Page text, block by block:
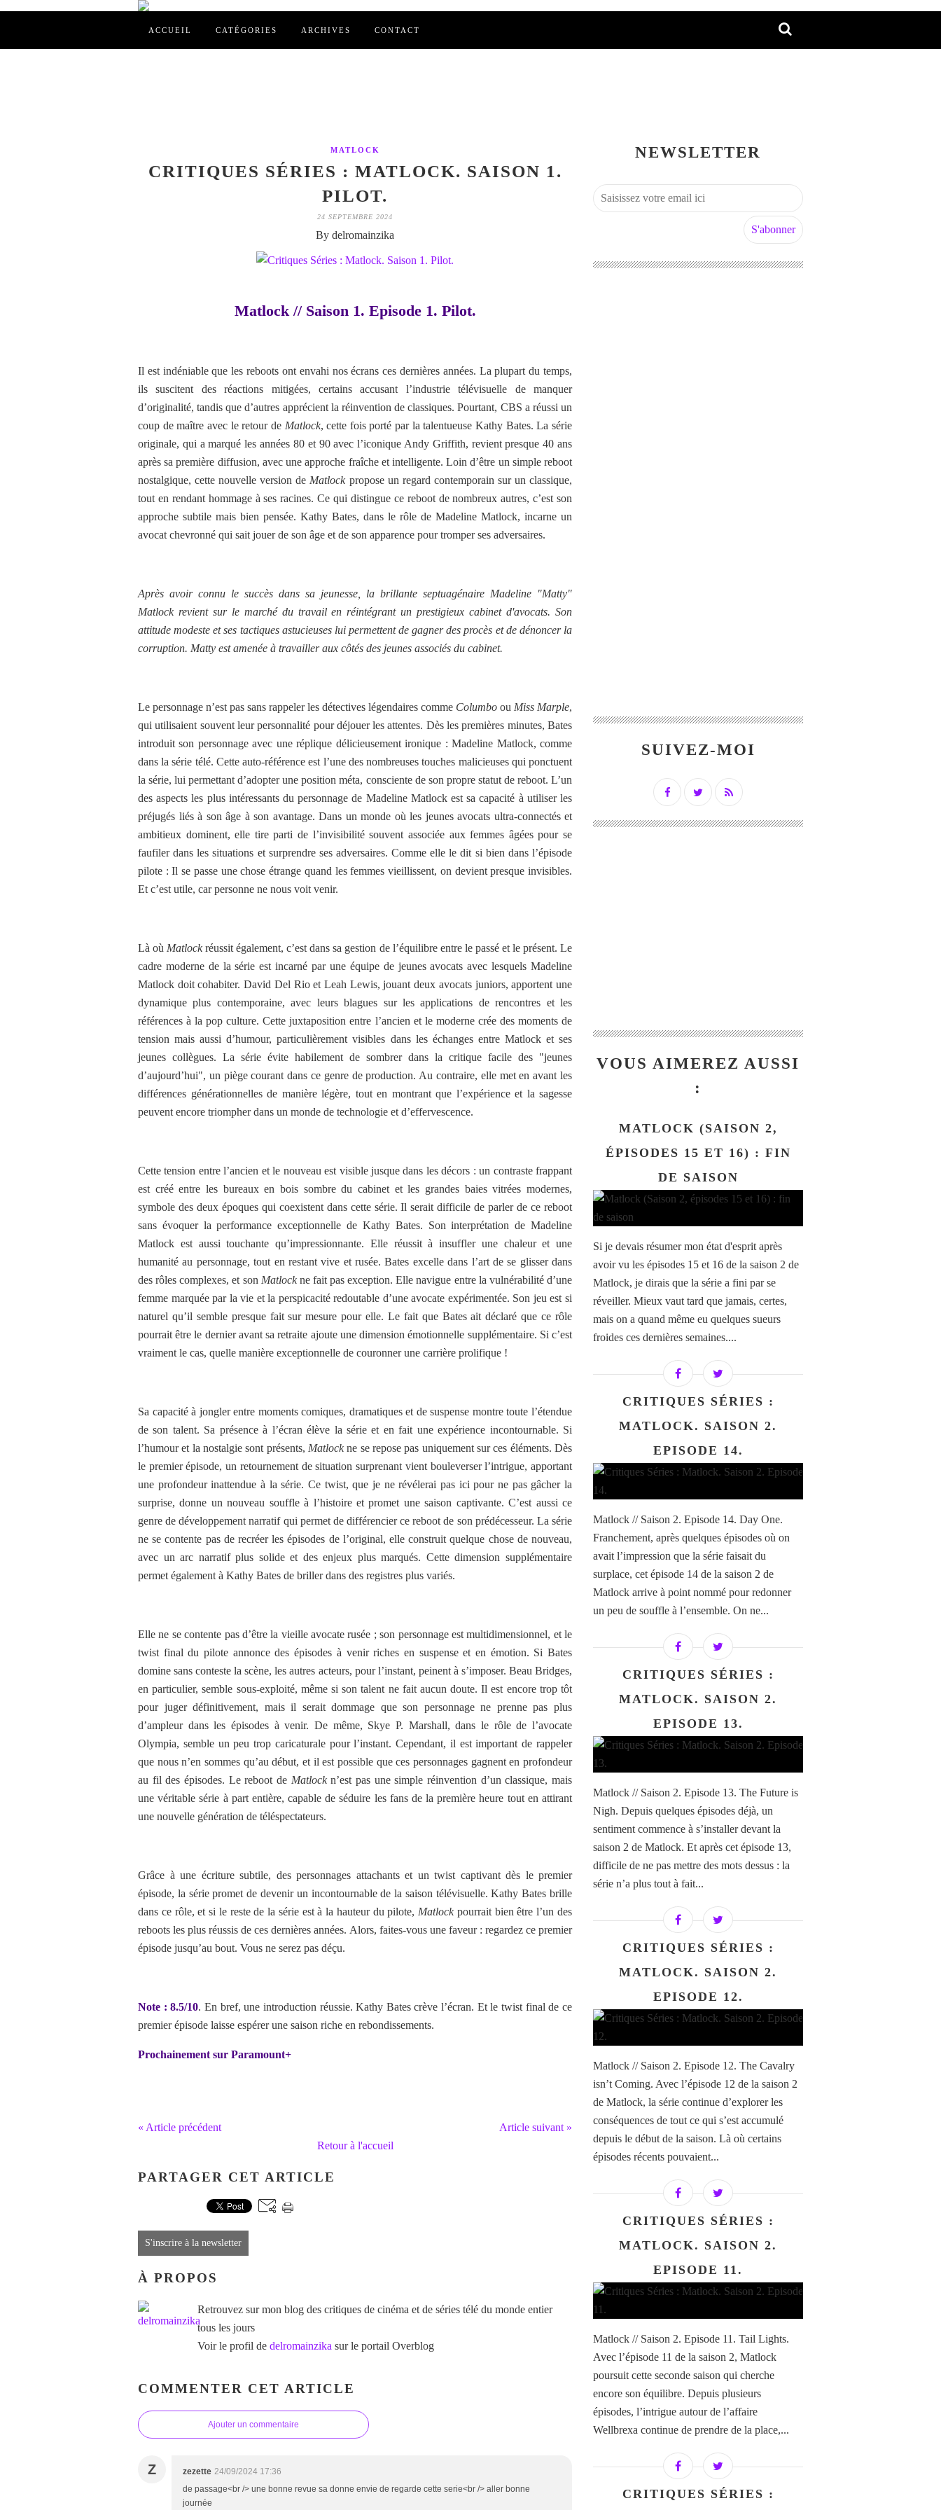
ACCUEIL CATÉGORIES ARCHIVES CONTACT
MATLOCK
CRITIQUES SÉRIES : MATLOCK. SAISON 1.
PILOT.
24 SEPTEMBRE 2024
By delromainzika
Matlock // Saison 1. Episode 1. Pilot.
Il est indéniable que les reboots ont envahi nos écrans ces dernières années. La plupart du temps,
ils suscitent des réactions mitigées, certains accusant l’industrie télévisuelle de manquer
d’originalité, tandis que d’autres apprécient la réinvention de classiques. Pourtant, CBS a réussi un
coup de maître avec le retour de Matlock, cette fois porté par la talentueuse Kathy Bates. La série
originale, qui a marqué les années 80 et 90 avec l’iconique Andy Griffith, revient presque 40 ans
après sa première diffusion, avec une approche fraîche et intelligente. Loin d’être un simple reboot
nostalgique, cette nouvelle version de Matlockpropose un regard contemporain sur un classique,
tout en rendant hommage à ses racines. Ce qui distingue ce reboot de nombreux autres, c’est son
approche subtile mais bien pensée. Kathy Bates, dans le rôle de Madeline Matlock, incarne un
avocat chevronné qui sait jouer de son âge et de son apparence pour tromper ses adversaires.
Après avoir connu le succès dans sa jeunesse, la brillante septuagénaire Madeline "Matty"
Matlock revient sur le marché du travail en réintégrant un prestigieux cabinet d'avocats. Son
attitude modeste et ses tactiques astucieuses lui permettent de gagner des procès et de dénoncer la
corruption. Matty est amenée à travailler aux côtés des jeunes associés du cabinet.
Le personnage n’est pas sans rappeler les détectives légendaires comme Columbo ou Miss Marple,
qui utilisaient souvent leur personnalité pour déjouer les attentes. Dès les premières minutes, Bates
introduit son personnage avec une réplique délicieusement ironique : Madeline Matlock, comme
dans la série télé. Cette auto-référence est l’une des nombreuses touches malicieuses qui ponctuent
la série, lui permettant d’adopter une position méta, consciente de son propre statut de reboot. L’un
des aspects les plus intéressants du personnage de Madeline Matlock est sa capacité à utiliser les
préjugés liés à son âge à son avantage. Dans un monde où les jeunes avocats ultra-connectés et
ambitieux dominent, elle tire parti de l’invisibilité souvent associée aux femmes âgées pour se
faufiler dans les situations et surprendre ses adversaires. Comme elle le dit si bien dans l’épisode
pilote : Il se passe une chose étrange quand les femmes vieillissent, on devient presque invisibles.
Et c’est utile, car personne ne nous voit venir.
Là où Matlockréussit également, c’est dans sa gestion de l’équilibre entre le passé et le présent. Le
cadre moderne de la série est incarné par une équipe de jeunes avocats avec lesquels Madeline
Matlock doit cohabiter. David Del Rio et Leah Lewis, jouant deux avocats juniors, apportent une
dynamique plus contemporaine, avec leurs blagues sur les applications de rencontres et les
références à la pop culture. Cette juxtaposition entre l’ancien et le moderne crée des moments de
tension mais aussi d’humour, particulièrement visibles dans les échanges entre Matlock et ses
jeunes collègues. La série évite habilement de sombrer dans la critique facile des "jeunes
d’aujourd’hui", un piège courant dans ce genre de production. Au contraire, elle met en avant les
différences générationnelles de manière légère, tout en montrant que l’expérience et la sagesse
peuvent encore triompher dans un monde de technologie et d’effervescence.
Cette tension entre l’ancien et le nouveau est visible jusque dans les décors : un contraste frappant
est créé entre les bureaux en bois sombre du cabinet et les grandes baies vitrées modernes,
symbole des deux époques qui coexistent dans cette série. Il serait difficile de parler de ce reboot
sans évoquer la performance exceptionnelle de Kathy Bates. Son interprétation de Madeline
Matlock est aussi touchante qu’impressionnante. Elle réussit à insuffler une chaleur et une
humanité au personnage, tout en restant vive et rusée. Bates excelle dans l’art de se glisser dans
des rôles complexes, et son Matlockne fait pas exception. Elle navigue entre la vulnérabilité d’une
femme marquée par la vie et la perspicacité redoutable d’une avocate expérimentée. Son jeu est si
naturel qu’il semble presque fait sur mesure pour elle. Le fait que Bates ait déclaré que ce rôle
pourrait être le dernier avant sa retraite ajoute une dimension émotionnelle supplémentaire. Si c’est
vraiment le cas, quelle manière exceptionnelle de couronner une carrière prolifique !
Sa capacité à jongler entre moments comiques, dramatiques et de suspense montre toute l’étendue
de son talent. Sa présence à l’écran élève la série et en fait une expérience incontournable. Si
l’humour et la nostalgie sont présents, Matlockne se repose pas uniquement sur ces éléments. Dès
le premier épisode, un retournement de situation surprenant vient bouleverser l’intrigue, apportant
une profondeur inattendue à la série. Ce twist, que je ne révélerai pas ici pour ne pas gâcher la
surprise, donne un nouveau souffle à l’histoire et promet une saison captivante. C’est aussi ce
genre de développement narratif qui permet de différencier ce reboot de son prédécesseur. La série
ne se contente pas de recréer les épisodes de l’original, elle construit quelque chose de nouveau,
avec un arc narratif plus solide et des enjeux plus marqués. Cette dimension supplémentaire
permet également à Kathy Bates de briller dans des registres plus variés.
Elle ne se contente pas d’être la vieille avocate rusée ; son personnage est multidimensionnel, et le
twist final du pilote annonce des épisodes à venir riches en suspense et en émotion. Si Bates
domine sans conteste la scène, les autres acteurs, pour l’instant, peinent à s’imposer. Beau Bridges,
en particulier, semble sous-exploité, même si son talent ne fait aucun doute. Il est encore trop tôt
pour juger définitivement, mais il serait dommage que son personnage ne prenne pas plus
d’ampleur dans les épisodes à venir. De même, Skye P. Marshall, dans le rôle de l’avocate
Olympia, semble un peu trop caricaturale pour l’instant. Cependant, il est important de rappeler
que nous n’en sommes qu’au début, et il est possible que ces personnages gagnent en profondeur
au fil des épisodes. Le reboot de Matlockn’est pas une simple réinvention d’un classique, mais
une véritable série à part entière, capable de séduire les fans de la première heure tout en attirant
une nouvelle génération de téléspectateurs.
Grâce à une écriture subtile, des personnages attachants et un twist captivant dès le premier
épisode, la série promet de devenir un incontournable de la saison télévisuelle. Kathy Bates brille
dans ce rôle, et si le reste de la série est à la hauteur du pilote, Matlockpourrait bien être l’un des
reboots les plus réussis de ces dernières années. Alors, faites-vous une faveur : regardez ce premier
épisode jusqu’au bout. Vous ne serez pas déçu.
Note : 8.5/10. En bref, une introduction réussie. Kathy Bates crève l’écran. Et le twist final de ce
premier épisode laisse espérer une saison riche en rebondissements.
Prochainement sur Paramount+
« Article précédent
Article suivant »
Retour à l'accueil
PARTAGER CET ARTICLE
S'inscrire à la newsletter
À PROPOS
Retrouvez sur mon blog des critiques de cinéma et de séries télé du monde entier
tous les jours
Voir le profil de delromainzika sur le portail Overblog
COMMENTER CET ARTICLE
Ajouter un commentaire
Z zezette 24/09/2024 17:36
de passage<br /> une bonne revue sa donne envie de regarde cette serie<br /> aller bonne
journée
NEWSLETTER
SUIVEZ-MOI
VOUS AIMEREZ AUSSI
:
MATLOCK (SAISON 2,
ÉPISODES 15 ET 16) : FIN
DE SAISON
Si je devais résumer mon état d'esprit après
avoir vu les épisodes 15 et 16 de la saison 2 de
Matlock, je dirais que la série a fini par se
réveiller. Mieux vaut tard que jamais, certes,
mais on a quand même eu quelques sueurs
froides ces dernières semaines....
CRITIQUES SÉRIES :
MATLOCK. SAISON 2.
EPISODE 14.
Matlock // Saison 2. Episode 14. Day One.
Franchement, après quelques épisodes où on
avait l’impression que la série faisait du
surplace, cet épisode 14 de la saison 2 de
Matlock arrive à point nommé pour redonner
un peu de souffle à l’ensemble. On ne...
CRITIQUES SÉRIES :
MATLOCK. SAISON 2.
EPISODE 13.
Matlock // Saison 2. Episode 13. The Future is
Nigh. Depuis quelques épisodes déjà, un
sentiment commence à s’installer devant la
saison 2 de Matlock. Et après cet épisode 13,
difficile de ne pas mettre des mots dessus : la
série n’a plus tout à fait...
CRITIQUES SÉRIES :
MATLOCK. SAISON 2.
EPISODE 12.
Matlock // Saison 2. Episode 12. The Cavalry
isn’t Coming. Avec l’épisode 12 de la saison 2
de Matlock, la série continue d’explorer les
conséquences de tout ce qui s’est accumulé
depuis le début de la saison. Là où certains
épisodes récents pouvaient...
CRITIQUES SÉRIES :
MATLOCK. SAISON 2.
EPISODE 11.
Matlock // Saison 2. Episode 11. Tail Lights.
Avec l’épisode 11 de la saison 2, Matlock
poursuit cette seconde saison qui cherche
encore son équilibre. Depuis plusieurs
épisodes, l’intrigue autour de l’affaire
Wellbrexa continue de prendre de la place,...
CRITIQUES SÉRIES :